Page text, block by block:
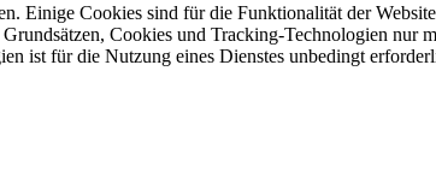
Einige Cookies sind für die Funktionalität der
Cookies und Tracking-Technologien
ist für die Nutzung eines Dienstes unbedingt